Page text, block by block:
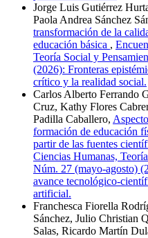
Jorge Luis Gutiérrez
Paola Andrea Sánchez
transformación de la
educación básica ,
Teoría Social y
(2026): Fronteras
crítico y la realidad social.
Carlos Alberto Ferrando
Cruz, Kathy Flores
Padilla Caballero,
formación de educación
partir de las fuentes
Ciencias Humanas,
Núm. 27 (mayo-agosto)
avance tecnológico-
artificial.
Franchesca Fiorella
Sánchez, Julio Christian
Salas, Ricardo Martín